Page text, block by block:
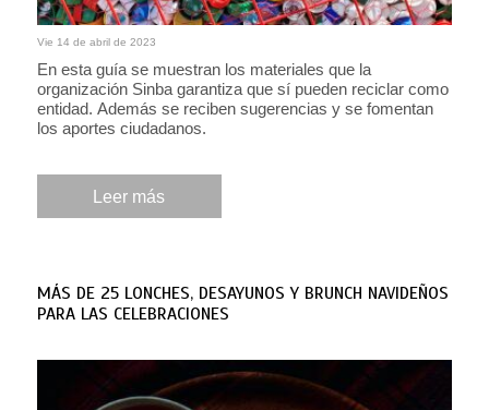
Vie 14 de abril de 2023
En esta guía se muestran los materiales que la
organización Sinba garantiza que sí pueden reciclar como
entidad. Además se reciben sugerencias y se fomentan
los aportes ciudadanos.
Leer más
MÁS DE 25 LONCHES, DESAYUNOS Y BRUNCH NAVIDEÑOS
PARA LAS CELEBRACIONES